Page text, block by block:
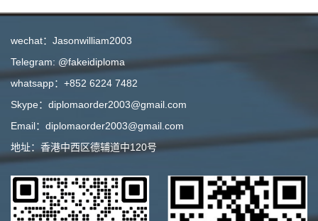
wechat：Jasonwilliam2003
Telegram: @fakeidiploma
whatsapp：+852 6224 7482
Skype：diplomaorder2003@gmail.com
Email：diplomaorder2003@gmail.com
地址：香港中西区德辅道中120号